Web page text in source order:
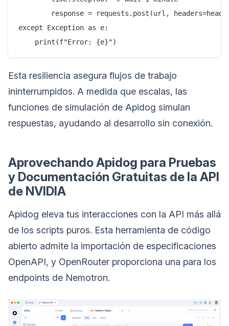
response = requests.post(url,
except Exception as e:
Esta resiliencia asegura flujos de trabajo
ininterrumpidos. A medida que escalas, las
funciones de simulación de Apidog simulan
respuestas, ayudando al desarrollo sin conexión.
Aprovechando Apidog para Pruebas
y Documentación Gratuitas de la API
de NVIDIA
Apidog eleva tus interacciones con la API más allá
de los scripts puros. Esta herramienta de código
abierto admite la importación de especificaciones
OpenAPI, y OpenRouter proporciona una para los
endpoints de Nemotron.